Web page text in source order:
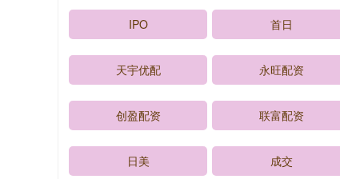
IPO 首日
天宇优配 永旺配资
创盈配资 联富配资
日美 成交